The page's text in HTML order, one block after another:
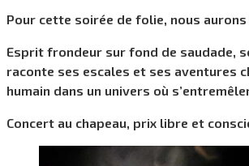
Pour cette soirée de folie, nous
Esprit frondeur sur fond de saudade,
raconte ses escales et ses aventures
humain dans un univers où
Concert au chapeau, prix libre et